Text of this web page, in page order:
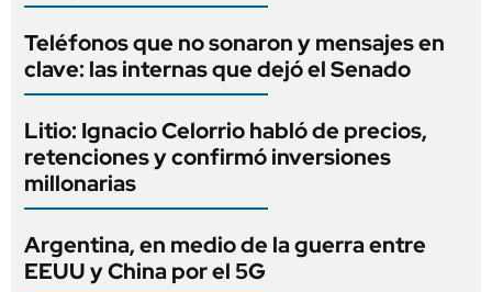
Teléfonos que no sonaron y mensajes en
clave: las internas que dejó el Senado
Litio: Ignacio Celorrio habló de precios,
retenciones y confirmó inversiones
millonarias
Argentina, en medio de la guerra entre
EEUU y China por el 5G